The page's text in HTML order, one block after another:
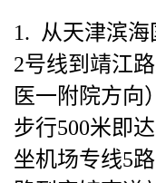
1. 从天津滨海
2号线到靖江
医一附院方向
步行500米即
坐机场专线5